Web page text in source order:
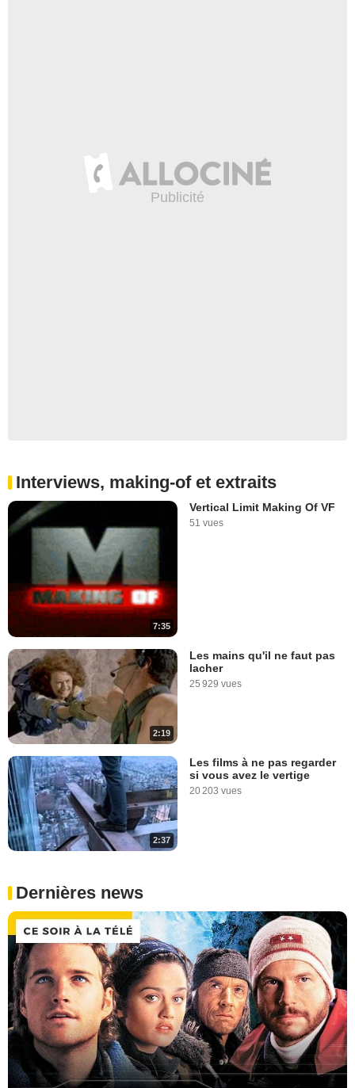
Interviews, making-of et extraits
7:35
Vertical Limit Making Of VF
51 vues
2:19
Les mains qu'il ne faut pas
lacher
25 929 vues
2:37
Les films à ne pas regarder
si vous avez le vertige
20 203 vues
Dernières news